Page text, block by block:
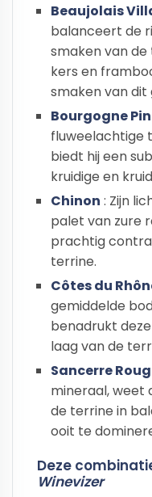
Beaujolais
balanceert de
smaken van
kers en
smaken van dit
Bourgogne
fluweelachtige
biedt hij een
kruidige en
Chinon : Zijn
palet van zure
prachtig
terrine.
Côtes du
gemiddelde
benadrukt
laag van de
Sancerre
mineraal, weet
de terrine in
ooit te
Deze
Winevizer